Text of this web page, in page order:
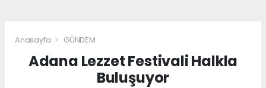
Anasayfa GÜNDEM
Adana Lezzet Festivali Halkla
Buluşuyor